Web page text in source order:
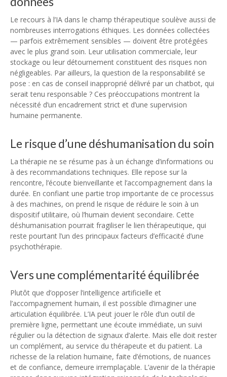
Le recours à l’IA dans le champ thérapeutique soulève aussi de
nombreuses interrogations éthiques. Les données collectées
— parfois extrêmement sensibles — doivent être protégées
avec le plus grand soin. Leur utilisation commerciale, leur
stockage ou leur détournement constituent des risques non
négligeables. Par ailleurs, la question de la responsabilité se
pose : en cas de conseil inapproprié délivré par un chatbot, qui
serait tenu responsable ? Ces préoccupations montrent la
nécessité d’un encadrement strict et d’une supervision
humaine permanente.
Le risque d’une déshumanisation du soin
La thérapie ne se résume pas à un échange d’informations ou
à des recommandations techniques. Elle repose sur la
rencontre, l’écoute bienveillante et l’accompagnement dans la
durée. En confiant une partie trop importante de ce processus
à des machines, on prend le risque de réduire le soin à un
dispositif utilitaire, où l’humain devient secondaire. Cette
déshumanisation pourrait fragiliser le lien thérapeutique, qui
reste pourtant l’un des principaux facteurs d’efficacité d’une
psychothérapie.
Vers une complémentarité équilibrée
Plutôt que d’opposer l’intelligence artificielle et
l’accompagnement humain, il est possible d’imaginer une
articulation équilibrée. L’IA peut jouer le rôle d’un outil de
première ligne, permettant une écoute immédiate, un suivi
régulier ou la détection de signaux d’alerte. Mais elle doit rester
un complément, au service du thérapeute et du patient. La
richesse de la relation humaine, faite d’émotions, de nuances
et de confiance, demeure irremplaçable. L’avenir de la thérapie